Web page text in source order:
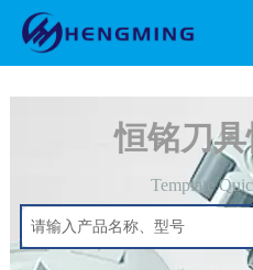
恒铭刀
Template